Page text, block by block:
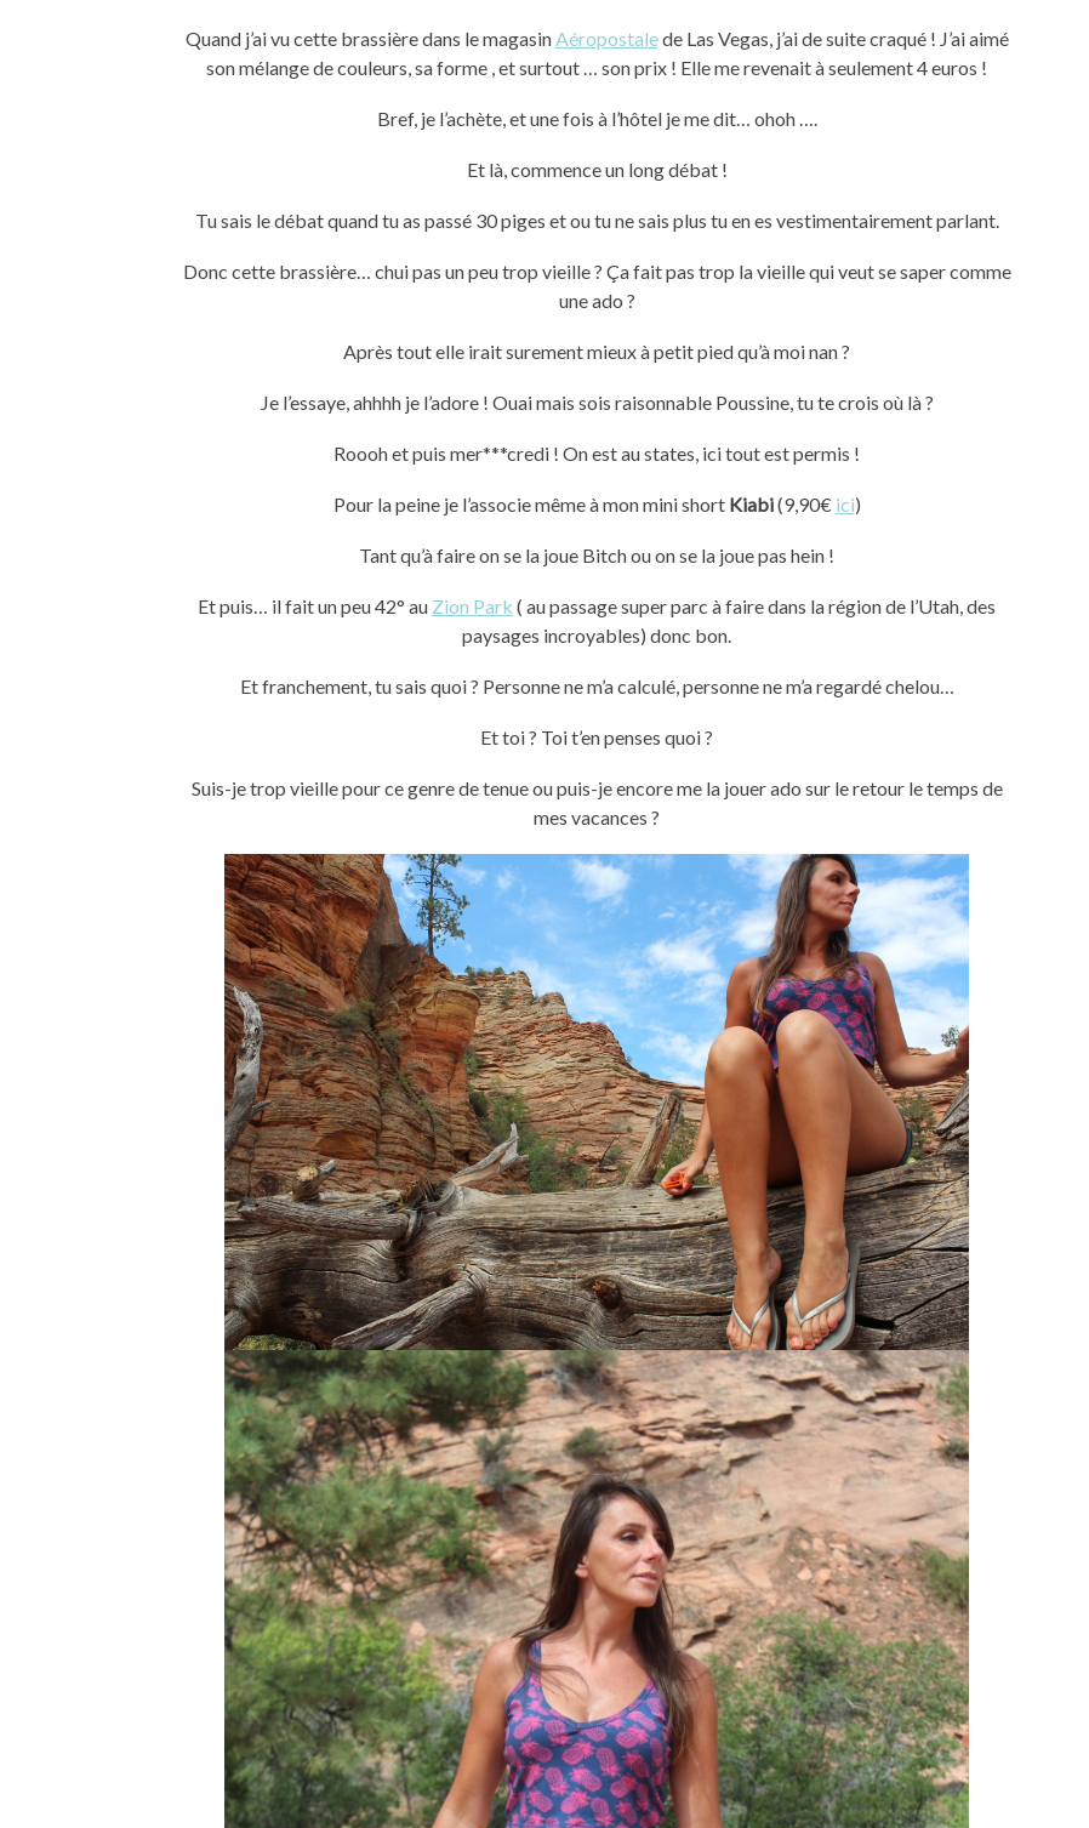
Quand j’ai vu cette brassière dans le magasinAéropostalede Las Vegas, j’ai de suite craqué ! J’ai aimé
son mélange de couleurs, sa forme , et surtout … son prix ! Elle me revenait à seulement 4 euros !
Bref, je l’achète, et une fois à l’hôtel je me dit… ohoh ….
Et là, commence un long débat !
Tu sais le débat quand tu as passé 30 piges et ou tu ne sais plus tu en es vestimentairement parlant.
Donc cette brassière… chui pas un peu trop vieille ? Ça fait pas trop la vieille qui veut se saper comme
une ado ?
Après tout elle irait surement mieux à petit pied qu’à moi nan ?
Je l’essaye, ahhhh je l’adore ! Ouai mais sois raisonnable Poussine, tu te crois où là ?
Roooh et puis mer***credi ! On est au states, ici tout est permis !
Pour la peine je l’associe même à mon mini short Kiabi(9,90€ ici)
Tant qu’à faire on se la joue Bitch ou on se la joue pas hein !
Et puis… il fait un peu 42° au Zion Park ( au passage super parc à faire dans la région de l’Utah, des
paysages incroyables) donc bon.
Et franchement, tu sais quoi ? Personne ne m’a calculé, personne ne m’a regardé chelou…
Et toi ? Toi t’en penses quoi ?
Suis-je trop vieille pour ce genre de tenue ou puis-je encore me la jouer ado sur le retour le temps de
mes vacances ?